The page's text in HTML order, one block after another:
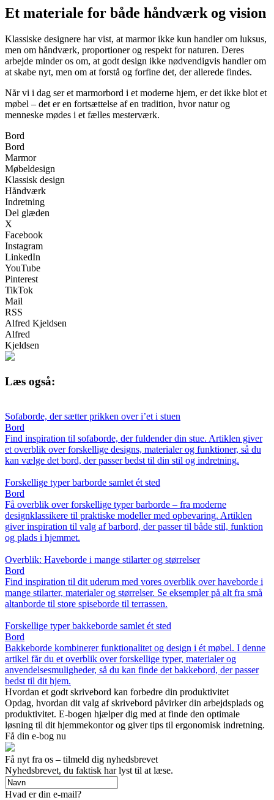
Et materiale for både håndværk og vision
Klassiske designere har vist, at marmor ikke kun handler om luksus,
men om håndværk, proportioner og respekt for naturen. Deres
arbejde minder os om, at godt design ikke nødvendigvis handler om
at skabe nyt, men om at forstå og forfine det, der allerede findes.
Når vi i dag ser et marmorbord i et moderne hjem, er det ikke blot et
møbel – det er en fortsættelse af en tradition, hvor natur og
menneske mødes i et fælles mesterværk.
Bord
Bord
Marmor
Møbeldesign
Klassisk design
Håndværk
Indretning
Del glæden
X
Facebook
Instagram
LinkedIn
YouTube
Pinterest
TikTok
Mail
RSS
Alfred Kjeldsen
Alfred
Kjeldsen
Læs også:
Sofaborde, der sætter prikken over i’et i stuen
Bord
Find inspiration til sofaborde, der fuldender din stue. Artiklen giver
et overblik over forskellige designs, materialer og funktioner, så du
kan vælge det bord, der passer bedst til din stil og indretning.
Forskellige typer barborde samlet ét sted
Bord
Få overblik over forskellige typer barborde – fra moderne
designklassikere til praktiske modeller med opbevaring. Artiklen
giver inspiration til valg af barbord, der passer til både stil, funktion
og plads i hjemmet.
Overblik: Haveborde i mange stilarter og størrelser
Bord
Find inspiration til dit uderum med vores overblik over haveborde i
mange stilarter, materialer og størrelser. Se eksempler på alt fra små
altanborde til store spiseborde til terrassen.
Forskellige typer bakkeborde samlet ét sted
Bord
Bakkeborde kombinerer funktionalitet og design i ét møbel. I denne
artikel får du et overblik over forskellige typer, materialer og
anvendelsesmuligheder, så du kan finde det bakkebord, der passer
bedst til dit hjem.
Hvordan et godt skrivebord kan forbedre din produktivitet
Opdag, hvordan dit valg af skrivebord påvirker din arbejdsplads og
produktivitet. E-bogen hjælper dig med at finde den optimale
løsning til dit hjemmekontor og giver tips til ergonomisk indretning.
Få din e-bog nu
Få nyt fra os – tilmeld dig nyhedsbrevet
Nyhedsbrevet, du faktisk har lyst til at læse.
Hvad er din e-mail?